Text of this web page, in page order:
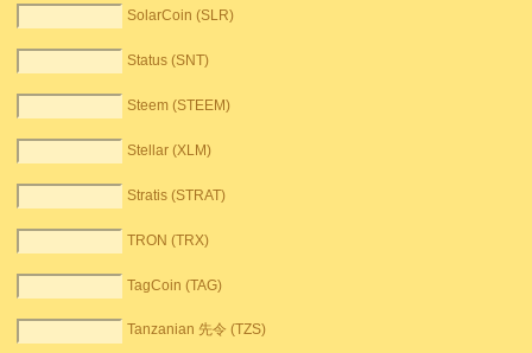
SolarCoin (SLR)
Status (SNT)
Steem (STEEM)
Stellar (XLM)
Stratis (STRAT)
TRON (TRX)
TagCoin (TAG)
Tanzanian 先令 (TZS)